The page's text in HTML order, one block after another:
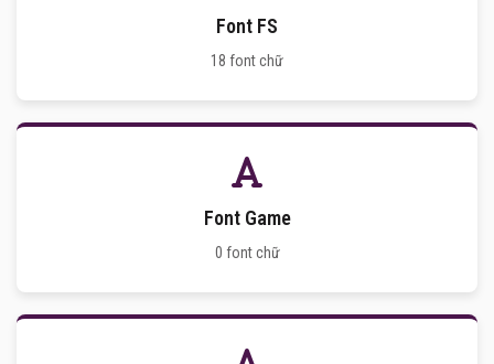
Font FS
18 font chữ
Font Game
0 font chữ